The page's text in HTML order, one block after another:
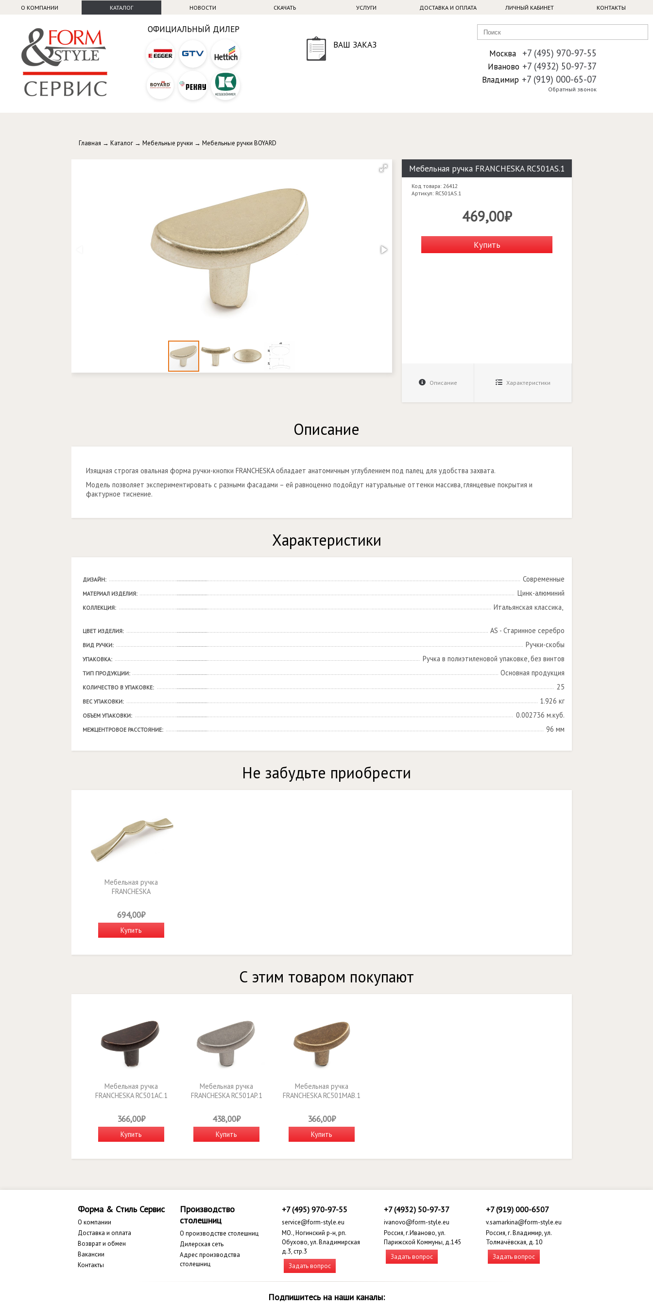
О КОМПАНИИ КАТАЛОГ НОВОСТИ СКАЧАТЬ УСЛУГИ ДОСТАВКА И ОПЛАТА ЛИЧНЫЙ КАБИНЕТ КОНТАКТЫ
ОФИЦИАЛЬНЫЙ ДИЛЕР
ВАШ ЗАКАЗ
Москва +7 (495) 970-97-55
Иваново +7 (4932) 50-97-37
Владимир +7 (919) 000-65-07
Обратный звонок
Главная → Каталог → Мебельные ручки → Мебельные ручки BOYARD
Мебельная ручка FRANCHESKA RC501AS.1
Код товара: 26412
Артикул: RC501AS.1
469,00₽
Купить
Описание Характеристики
Описание
Изящная строгая овальная форма ручки-кнопки FRANCHESKA обладает анатомичным углублением под палец для удобства захвата.
Модель позволяет экспериментировать с разными фасадами – ей равноценно подойдут натуральные оттенки массива, глянцевые покрытия и
фактурное тиснение.
Характеристики
ДИЗАЙН: Современные
МАТЕРИАЛ ИЗДЕЛИЯ: Цинк-алюминий
КОЛЛЕКЦИЯ: Итальянская классика,
ЦВЕТ ИЗДЕЛИЯ: AS - Старинное серебро
ВИД РУЧКИ: Ручки-скобы
УПАКОВКА: Ручка в полиэтиленовой упаковке, без винтов
ТИП ПРОДУКЦИИ: Основная продукция
КОЛИЧЕСТВО В УПАКОВКЕ: 25
ВЕС УПАКОВКИ: 1.926 кг
ОБЪЕМ УПАКОВКИ: 0.002736 м.куб.
МЕЖЦЕНТРОВОЕ РАССТОЯНИЕ: 96 мм
Не забудьте приобрести
Мебельная ручка
FRANCHESKA
694,00₽
Купить
С этим товаром покупают
Мебельная ручка
FRANCHESKA RC501AC.1
366,00₽
Купить
Мебельная ручка
FRANCHESKA RC501AP.1
438,00₽
Купить
Мебельная ручка
FRANCHESKA RC501MAB.1
366,00₽
Купить
Форма & Стиль Сервис
О компании
Доставка и оплата
Возврат и обмен
Вакансии
Контакты
Производство
столешниц
О производстве столешниц
Дилерская сеть
Адрес производства
столешниц
+7 (495) 970-97-55
service@form-style.eu
МО., Ногинский р-н, рп.
Обухово, ул. Владимирская
д.3, стр.3
Задать вопрос
+7 (4932) 50-97-37
ivanovo@form-style.eu
Россия, г.Иваново, ул.
Парижской Коммуны, д.145
Задать вопрос
+7 (919) 000-6507
v.samarkina@form-style.eu
Россия, г. Владимир, ул.
Толмачёвская, д. 10
Задать вопрос
Подпишитесь на наши каналы: